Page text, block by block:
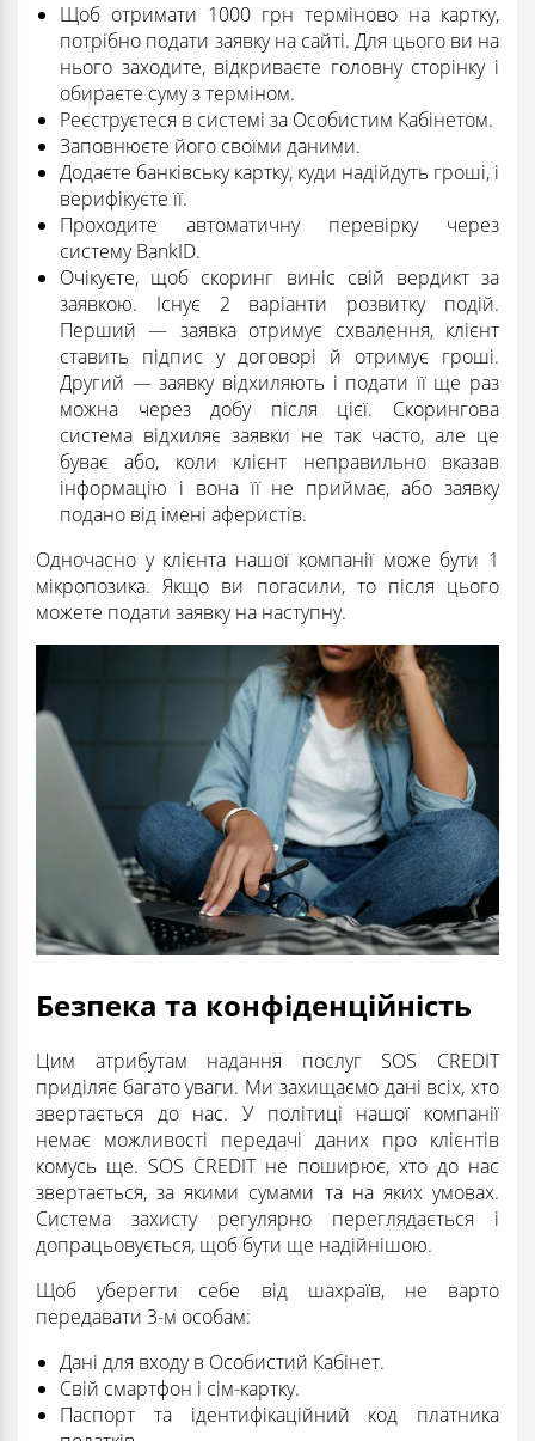
Щоб отримати 1000 грн терміново на картку,
потрібно подати заявку на сайті. Для цього ви на
нього заходите, відкриваєте головну сторінку і
обираєте суму з терміном.
Реєструєтеся в системі за Особистим Кабінетом.
Заповнюєте його своїми даними.
Додаєте банківську картку, куди надійдуть гроші, і
верифікуєте її.
Проходите автоматичну перевірку через
систему BankID.
Очікуєте, щоб скоринг виніс свій вердикт за
заявкою. Існує 2 варіанти розвитку подій.
Перший — заявка отримує схвалення, клієнт
ставить підпис у договорі й отримує гроші.
Другий — заявку відхиляють і подати її ще раз
можна через добу після цієї. Скорингова
система відхиляє заявки не так часто, але це
буває або, коли клієнт неправильно вказав
інформацію і вона її не приймає, або заявку
подано від імені аферистів.
Одночасно у клієнта нашої компанії може бути 1
мікропозика. Якщо ви погасили, то після цього
можете подати заявку на наступну.
Безпека та конфіденційність
Цим атрибутам надання послуг SOS CREDIT
приділяє багато уваги. Ми захищаємо дані всіх, хто
звертається до нас. У політиці нашої компанії
немає можливості передачі даних про клієнтів
комусь ще. SOS CREDIT не поширює, хто до нас
звертається, за якими сумами та на яких умовах.
Система захисту регулярно переглядається і
допрацьовується, щоб бути ще надійнішою.
Щоб уберегти себе від шахраїв, не варто
передавати 3-м особам:
Дані для входу в Особистий Кабінет.
Свій смартфон і сім-картку.
Паспорт та ідентифікаційний код платника